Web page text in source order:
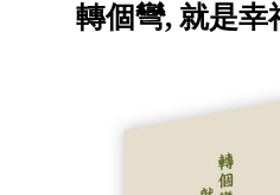
轉個彎, 就是幸